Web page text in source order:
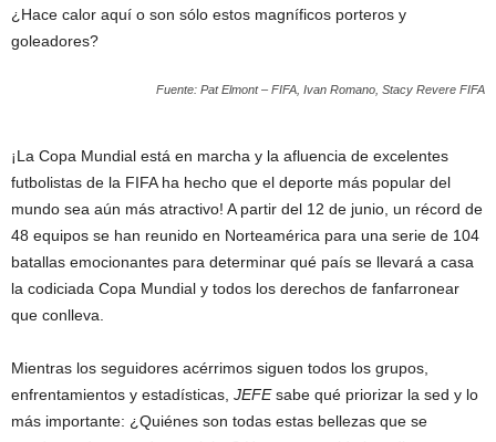
¿Hace calor aquí o son sólo estos magníficos porteros y
goleadores?
Fuente: Pat Elmont – FIFA, Ivan Romano, Stacy Revere FIFA
¡La Copa Mundial está en marcha y la afluencia de excelentes
futbolistas de la FIFA ha hecho que el deporte más popular del
mundo sea aún más atractivo! A partir del 12 de junio, un récord de
48 equipos se han reunido en Norteamérica para una serie de 104
batallas emocionantes para determinar qué país se llevará a casa
la codiciada Copa Mundial y todos los derechos de fanfarronear
que conlleva.
Mientras los seguidores acérrimos siguen todos los grupos,
enfrentamientos y estadísticas, JEFEsabe qué priorizar la sed y lo
más importante: ¿Quiénes son todas estas bellezas que se